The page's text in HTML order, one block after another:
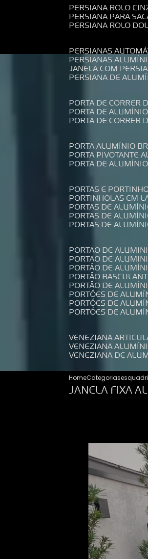
PERSIANA ROLO
PERSIANA PARA
PERSIANA ROLO
PERSIANAS
PERSIANAS
JANELA COM
PERSIANA DE
PORTA DE
PORTA DE
PORTA DE CORRER
PORTA ALUMÍNIO
PORTA PIVOTANTE
PORTA DE
PORTAS E
PORTINHOLAS EM
PORTAS DE
PORTAS DE
PORTAS DE
PORTAO DE
PORTAO DE
PORTÃO DE
PORTÃO
PORTÃO DE
PORTÕES DE
PORTÕES DE
PORTÕES DE
VENEZIANA
VENEZIANA
VENEZIANA DE
HomeCategorias
JANELA FIXA